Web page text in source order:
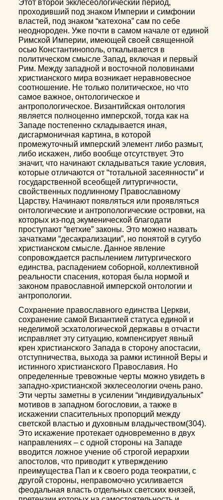
Этот второй экклесеологический период,
проходивший под знаком Империи и симфонии
властей, под знаком “катехона” сам по себе
неоднороден. Уже почти в самом начале от единой
Римской Империи, имеющей своей священной
осью Константинополь, откалывается в
политическом смысле Запад, включая и первый
Рим. Между западной и восточной половинами
христианского мира возникает неравновесное
соотношение. Не только политическое, но что
самое важное, онтологическое и
антропологическое. Византийская онтология
является полноценно имперской, тогда как на
Западе постепенно складывается иная,
дисгармоничная картина, в которой
промежуточный имперский элемент либо размыт,
либо искажен, либо вообще отсутствует. Это
значит, что начинают складываться такие условия,
которые отличаются от “тотальной засеянности” и
государственной всеобщей литургичности,
свойственных подлинному Православному
Царству. Начинают появляться или проявляться
онтологические и антропологические островки, на
которых из-под экуменической благодати
проступают “ветхие” законы. Это можно назвать
зачатками “десакрализации”, но понятой в сугубо
христианском смысле. Данное явление
сопровождается распылением литургического
единства, распадением соборной, коллективной
реальности спасения, которая была нормой и
законом православной имперской онтологии и
антропологии.
Сохранение православного единства Церкви,
сохранение самой Византией статуса единой и
неделимой эсхатологической державы в отчасти
исправляет эту ситуацию, компенсирует явный
крен христианского Запада в сторону апостасии,
отступничества, выхода за рамки истинной Веры и
истинного христианского Православия. Но
определенные тревожные черты можно увидеть в
западно-христианской экклесеологии очень рано.
Эти черты заметны в усилении “индивидуальных”
мотивов в западном богословии, а также в
искажении спасительных пропорций между
светской властью и духовным владычеством(304).
Это искажение протекает одновременно в двух
направлениях – с одной стороны на Западе
вводится ложное учение об строгой иерархии
апостолов, что приводит к утверждению
преимущества Пап и к своего рода теократии, с
другой стороны, неправомочно усиливается
феодальная власть отдельных светских князей,